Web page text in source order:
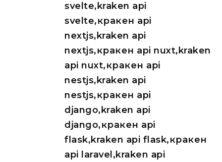
svelte,kraken api
svelte,кракен api
nextjs,kraken api
nextjs,кракен api nuxt,kraken
api nuxt,кракен api
nestjs,kraken api
nestjs,кракен api
django,kraken api
django,кракен api
flask,kraken api flask,кракен
api laravel,kraken api